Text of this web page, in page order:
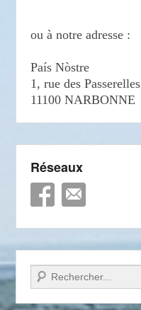
ou à notre adresse :
País Nòstre
1, rue des Passerelles
11100 NARBONNE
Réseaux
Recherche